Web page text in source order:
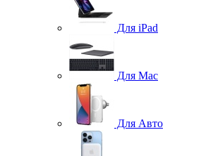
Для iPad
Для Mac
Для Авто